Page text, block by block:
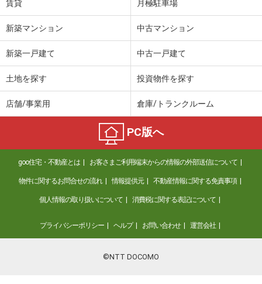
賃貸 月極駐車場
新築マンション 中古マンション
新築一戸建て 中古一戸建て
土地を探す 投資物件を探す
店舗/事業用 倉庫/トランクルーム
PC版へ
goo住宅・不動産とは お客さまご利用端末からの情報の外部送信について
物件に関するお問合せの流れ 情報提供元 不動産情報に関する免責事項
個人情報の取り扱いについて 消費税に関する表記について
プライバシーポリシー ヘルプ お問い合わせ 運営会社
©NTT DOCOMO